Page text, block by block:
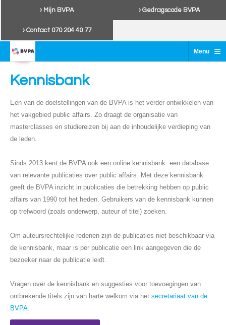
› Mijn BVPA › Gedragscode BVPA
› Contact 070 204 40 77
Menu ≡
Kennisbank
Een van de doelstellingen van de BVPA is het verder ontwikkelen van
het vakgebied public affairs. Zo draagt de organisatie van
masterclasses en studiereizen bij aan de inhoudelijke verdieping van
de leden.
Sinds 2013 kent de BVPA ook een online kennisbank: een database
van relevante publicaties over public affairs. Met deze kennisbank
geeft de BVPA inzicht in publicaties die betrekking hebben op public
affairs van 1990 tot het heden. Gebruikers van de kennisbank kunnen
op trefwoord (zoals onderwerp, auteur of titel) zoeken.
Om auteursrechtelijke redenen zijn de publicaties niet beschikbaar via
de kennisbank, maar is per publicatie een link aangegeven die de
bezoeker naar de publicatie leidt.
Vragen over de kennisbank en suggesties voor toevoegingen van
ontbrekende titels zijn van harte welkom via het secretariaat van de
BVPA.